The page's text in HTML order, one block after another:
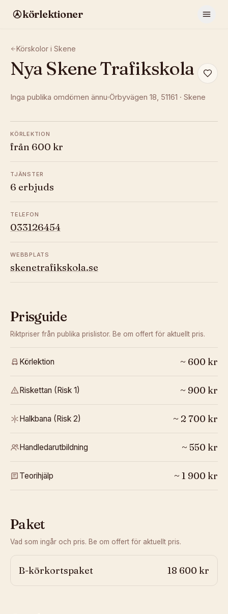
körlektioner
Körskolor i Skene
Nya Skene Trafikskola
Inga publika omdömen ännu Örbyvägen 18, 51161 · Skene
KÖRLEKTION
från 600 kr
TJÄNSTER
6 erbjuds
TELEFON
033126454
WEBBPLATS
skenetrafikskola.se
Prisguide
Riktpriser från publika prislistor. Be om offert för aktuellt pris.
Körlektion ~ 600 kr
Riskettan (Risk 1) ~ 900 kr
Halkbana (Risk 2) ~ 2 700 kr
Handledarutbildning ~ 550 kr
Teorihjälp ~ 1 900 kr
Paket
Vad som ingår och pris. Be om offert för aktuellt pris.
B-körkortspaket 18 600 kr